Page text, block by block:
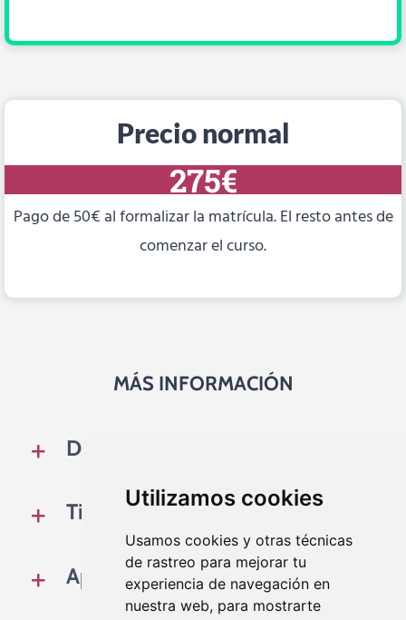
Utilizamos cookies
Usamos cookies y otras técnicas
de rastreo para mejorar tu
experiencia de navegación en
nuestra web, para mostrarte
Precio normal
275€
Pago de 50€ al formalizar la matrícula. El resto antes de
comenzar el curso.
MÁS INFORMACIÓN
Dirigido a:
Titulación:
Apoyo y atención personalizada: